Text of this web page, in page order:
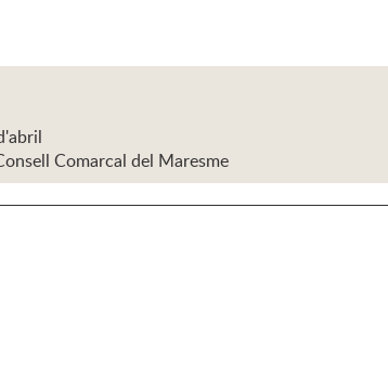
Comarcal del Maresme